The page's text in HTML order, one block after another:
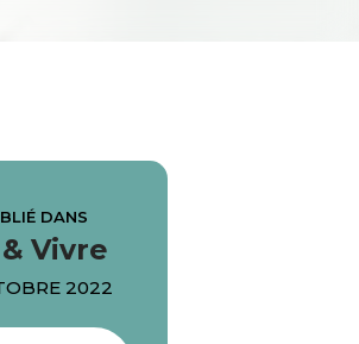
DANS
Vivre
2022